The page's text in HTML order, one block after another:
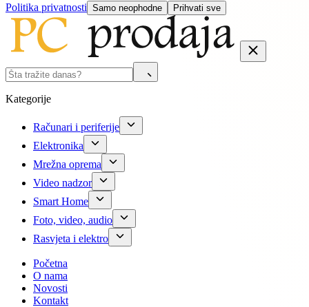
Politika privatnosti Samo neophodne Prihvati sve
Kategorije
Računari i periferije
Elektronika
Mrežna oprema
Video nadzor
Smart Home
Foto, video, audio
Rasvjeta i elektro
Početna
O nama
Novosti
Kontakt